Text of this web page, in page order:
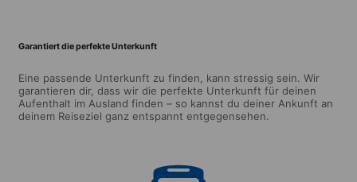
Garantiert die perfekte Unterkunft
Eine passende Unterkunft zu finden, kann stressig sein. Wir
garantieren dir, dass wir die perfekte Unterkunft für deinen
Aufenthalt im Ausland finden – so kannst du deiner Ankunft an
deinem Reiseziel ganz entspannt entgegensehen.